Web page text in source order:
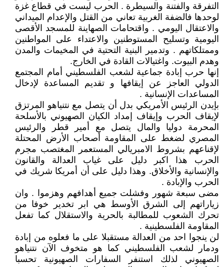
التفرقة والفتنة والسيطرة . الحرب ليست في قطاع غزة
لوحدها فالضفة الغربية تعاني من القتل والإعدام الميداني
والاعتقال اليومي . واقتحامات الصهاينة للمسجد الأقصى
اليومية وتسليح المستوطنين والاعتداء على المواطنين
وممتلكاتهم . وتدمير البنية التحتية في المخيمات والمدن
وهدم البيوت. واغتيالات القادة في الخارج.
إنها حرب إبادة جماعية لشعب الفلسطيني أمام المجتمع
الدولي العاجز عن إيقافها و تقديم المساعدة لإدخال
المساعدات الإنسانية .
بإيدن الرئيس الأمريكي بدل أن يتصل مع نتنياهو المرتزق
لإيقاف الحرب وإيقاف إمداد الكيان الصهيوني بالأسلحة
المحرمة دوليا والمال يتصل مع أمير قطر والرئيس
المصري لضغط على المقاومة أصحاب الأرض المحتلة
لإقناعهم بشروط الامبريالي المستعمر المغتصب مجرم
الحرب هذا اكبر دليل على غياب العدالة والقانون
والإنسانية والأخلاق. وهذا دليل على أن أمريكا شريك في
الحرب والإبادة .
مضى سبعة شهور وفشلت جميع أهدافهم وهزموا . وان
زياراتهم إلى الشرق الأوسط هي ابر تخدير خوفا من
تحرك الشعوب للمطالبة بالحرية والاستقلال كما تفعل
المقاومة الفلسطينية .
لن ينجوا احد من العدالة مستقبلا على ما فعلوه من إبادة
ودمار لشعب الفلسطيني كما هو متخوف الآن نتنياهو
الصهيوني لذلك استنفر السفارات الصهيونية تحسبا